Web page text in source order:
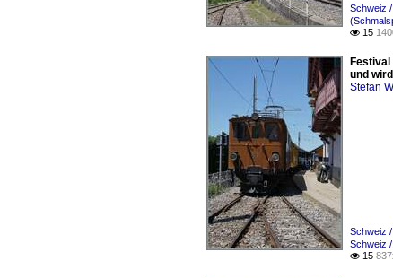
Schweiz
 15
und
Stefan
Schweiz
Schweiz
 15